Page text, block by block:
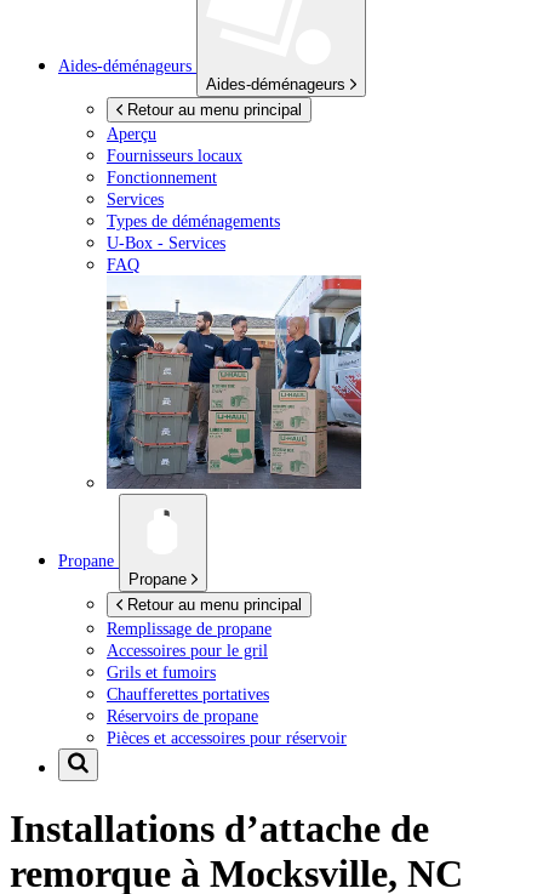
Aides-déménageurs
Aides-déménageurs
Retour au menu principal
Aperçu
Fournisseurs locaux
Fonctionnement
Services
Types de déménagements
U-Box - Services
FAQ
Propane
Propane
Retour au menu principal
Remplissage de propane
Accessoires pour le gril
Grils et fumoirs
Chaufferettes portatives
Réservoirs de propane
Pièces et accessoires pour réservoir
Installations d’attache de
remorque à Mocksville, NC